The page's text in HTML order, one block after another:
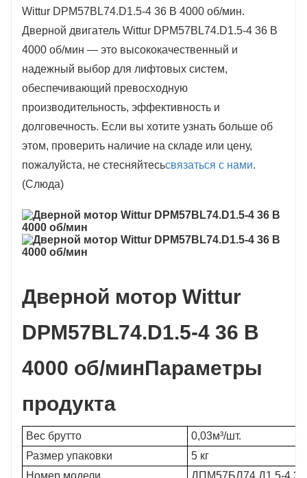
Wittur DPM57BL74.D1.5-4 36 В 4000 об/мин.
Дверной двигатель Wittur DPM57BL74.D1.5-4 36 В
4000 об/мин — это высококачественный и
надежный выбор для лифтовых систем,
обеспечивающий превосходную
производительность, эффективность и
долговечность. Если вы хотите узнать больше об
этом, проверить наличие на складе или цену,
пожалуйста, не стесняйтесьсвязаться с нами.
(Слюда)
Дверной мотор Wittur
DPM57BL74.D1.5-4 36 В
4000 об/минПараметры
продукта
Вес брутто
0,03м³/шт.
Размер упаковки
5 кг
Номер модели
ДПМ57БЛ74.Д1.5-4